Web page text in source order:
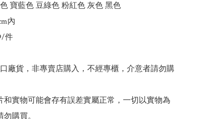
寶藍色 豆綠色 粉紅色 灰色 黑色
內
件
廠貨，非專賣店購入，不經專櫃，介意者請勿購
和實物可能會存有誤差實屬正常，一切以實物為
購買。